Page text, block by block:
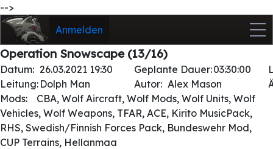
-->
Anmelden
Operation Snowscape (13/16)
Datum: 26.03.2021 19:30 Geplante Dauer:03:30:00
Leitung: Dolph Man Autor: Alex Mason
Mods:
CBA, Wolf Aircraft, Wolf Mods, Wolf Units, Wolf
Vehicles, Wolf Weapons, TFAR, ACE, Kirito MusicPack,
RHS, Swedish/Finnish Forces Pack, Bundeswehr Mod,
CUP Terrains, Hellanmaa